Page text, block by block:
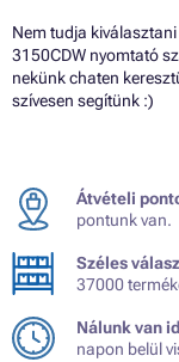
Nem tudja
3150CDW nyomtató
nekünk chaten
szívesen segítünk :)
Átvételi
pontunk van.
Széles
37000
Nálunk van
napon belül